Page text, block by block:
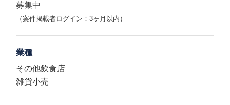
募集中
（案件掲載者ログイン：3ヶ月以内）
業種
その他飲食店
雑貨小売